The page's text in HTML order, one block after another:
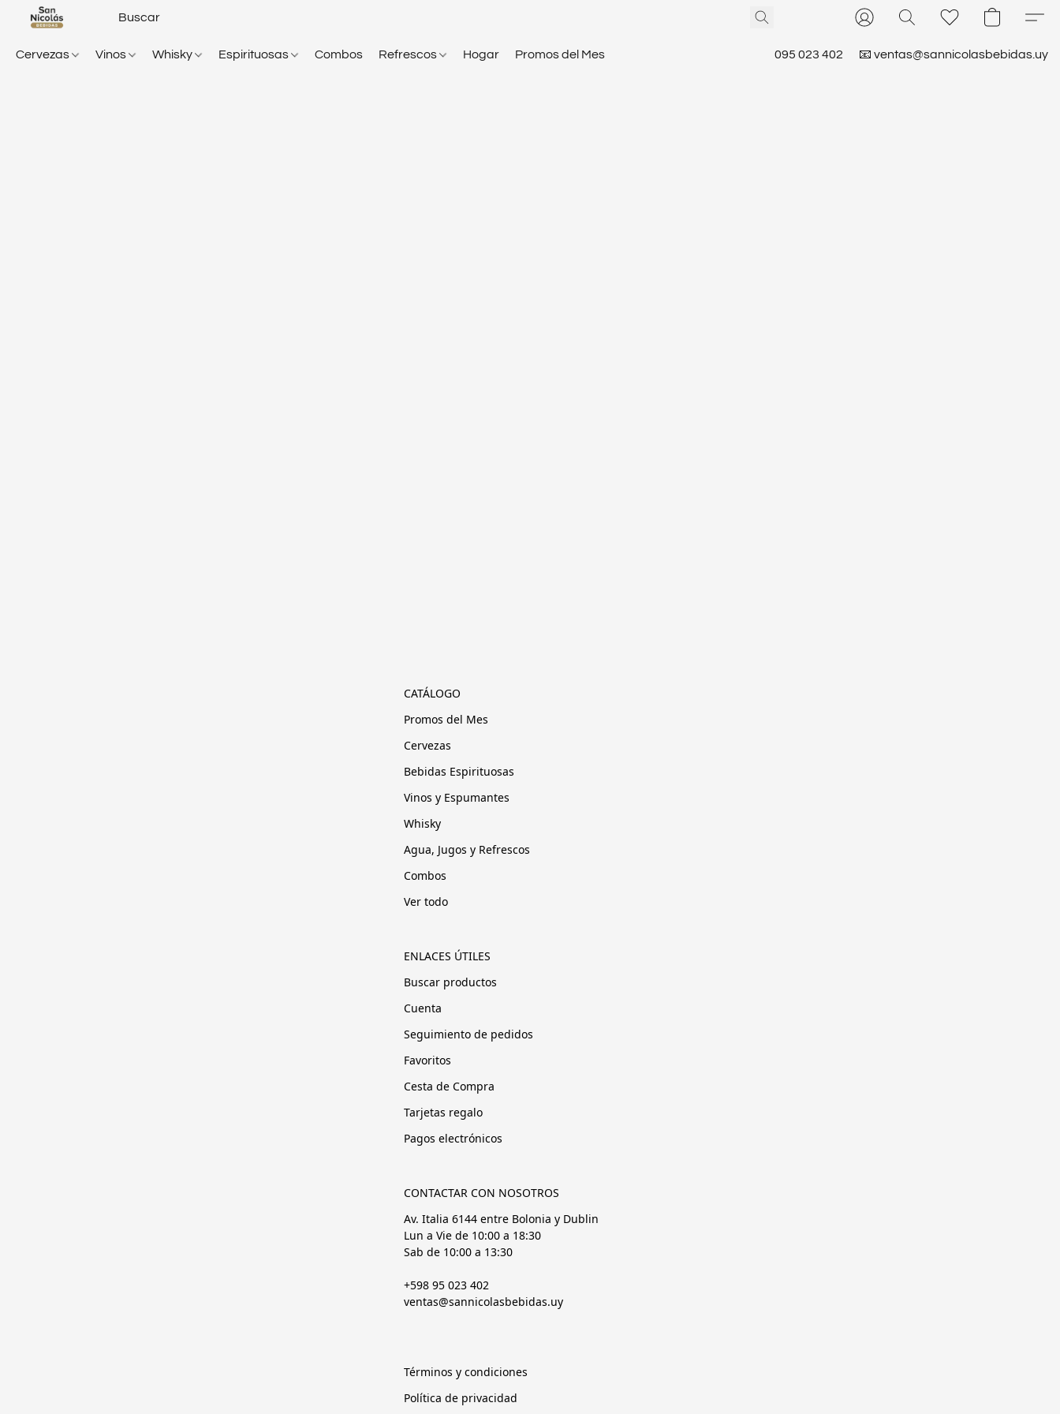
Cervezas Vinos Whisky Espirituosas Combos Refrescos Hogar Promos del Mes 095 023 402 📧 ventas@sannicolasbebidas.uy
CATÁLOGO
Promos del Mes
Cervezas
Bebidas Espirituosas
Vinos y Espumantes
Whisky
Agua, Jugos y Refrescos
Combos
Ver todo
ENLACES ÚTILES
Buscar productos
Cuenta
Seguimiento de pedidos
Favoritos
Cesta de Compra
Tarjetas regalo
Pagos electrónicos
CONTACTAR CON NOSOTROS
Av. Italia 6144 entre Bolonia y Dublin
Lun a Vie de 10:00 a 18:30
Sab de 10:00 a 13:30
+598 95 023 402
ventas@sannicolasbebidas.uy
Términos y condiciones
Política de privacidad